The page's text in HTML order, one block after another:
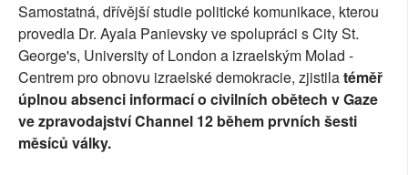
Samostatná, dřívější studie politické komunikace, kterou
provedla Dr. Ayala Panievsky ve spolupráci s City St.
George's, University of London a izraelským Molad -
Centrem pro obnovu izraelské demokracie, zjistilatéměř
úplnou absenci informací o civilních obětech v Gaze
ve zpravodajství Channel 12 během prvních šesti
měsíců války.